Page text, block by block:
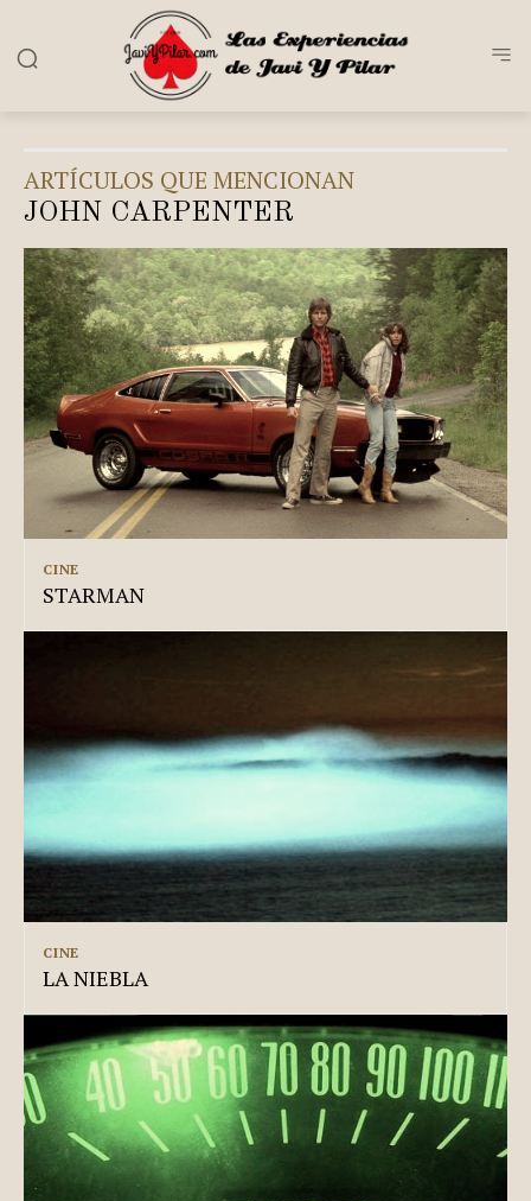
ARTÍCULOS QUE MENCIONAN
JOHN CARPENTER
CINE
STARMAN
CINE
LA NIEBLA